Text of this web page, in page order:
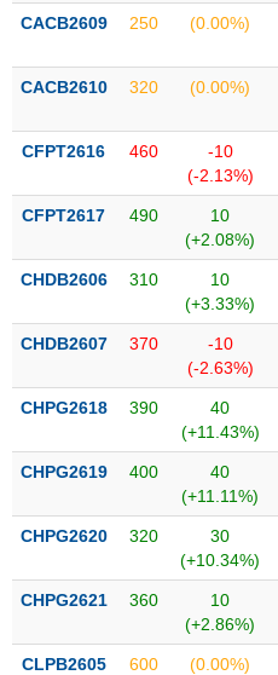
liệu
Tâm
lý
trường
CACB2609 250 (0.00%)
CACB2610 320 (0.00%)
CFPT2616 460
-10
(-2.13%)
CFPT2617 490
10
(+2.08%)
CHDB2606 310
10
(+3.33%)
CHDB2607 370
-10
(-2.63%)
CHPG2618 390
40
(+11.43%)
CHPG2619 400
40
(+11.11%)
CHPG2620 320
30
(+10.34%)
CHPG2621 360
10
(+2.86%)
CLPB2605 600 (0.00%)
TIÊU
KHÔNG
YẾU
TIÊU
DÙNG
YẾU
CHĂM
SÓC
KHỎE